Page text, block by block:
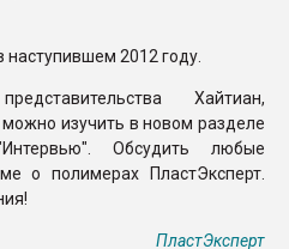
2012 году.
Хайтиан,
можно изучить в новом разделе
Обсудить любые
о полимерах ПластЭксперт.
ПластЭксперт